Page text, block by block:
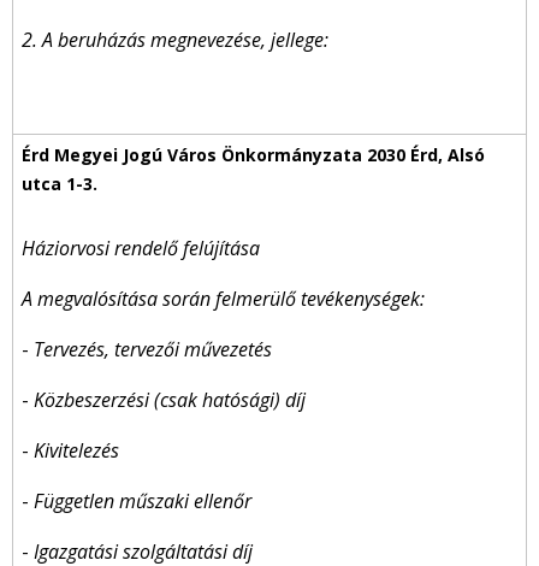
2. A beruházás megnevezése, jellege:
Háziorvosi rendelő felújítása
A megvalósítása során felmerülő tevékenységek:
- Tervezés, tervezői művezetés
- Közbeszerzési (csak hatósági) díj
- Kivitelezés
- Független műszaki ellenőr
- Igazgatási szolgáltatási díj